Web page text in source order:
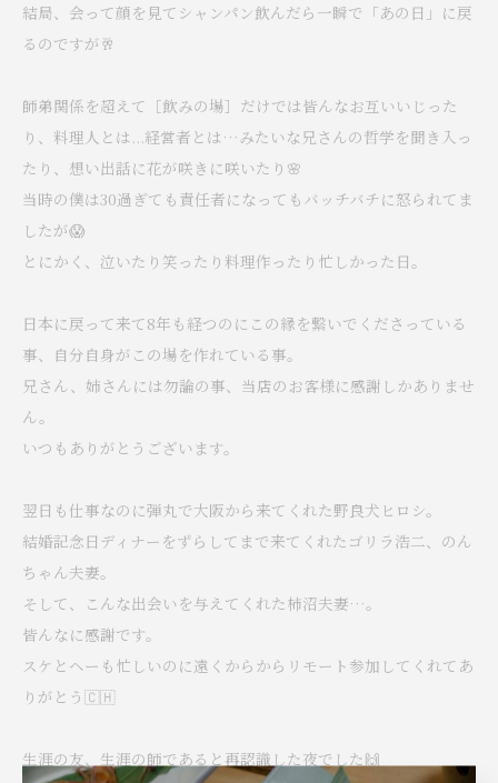
結局、会って顔を見てシャンパン飲んだら一瞬で「あの日」に戻
るのですが🥂
師弟関係を超えて［飲みの場］だけでは皆んなお互いいじった
り、料理人とは...経営者とは…みたいな兄さんの哲学を聞き入っ
たり、想い出話に花が咲きに咲いたり🌸
当時の僕は30過ぎても責任者になってもバッチバチに怒られてま
したが😱
とにかく、泣いたり笑ったり料理作ったり忙しかった日。
日本に戻って来て8年も経つのにこの縁を繋いでくださっている
事、自分自身がこの場を作れている事。
兄さん、姉さんには勿論の事、当店のお客様に感謝しかありませ
ん。
いつもありがとうございます。
翌日も仕事なのに弾丸で大阪から来てくれた野良犬ヒロシ。
結婚記念日ディナーをずらしてまで来てくれたゴリラ浩二、のん
ちゃん夫妻。
そして、こんな出会いを与えてくれた柿沼夫妻…。
皆んなに感謝です。
スケとヘーも忙しいのに遠くからからリモート参加してくれてあ
りがとう🇨🇭
生涯の友、生涯の師であると再認識した夜でした🙌